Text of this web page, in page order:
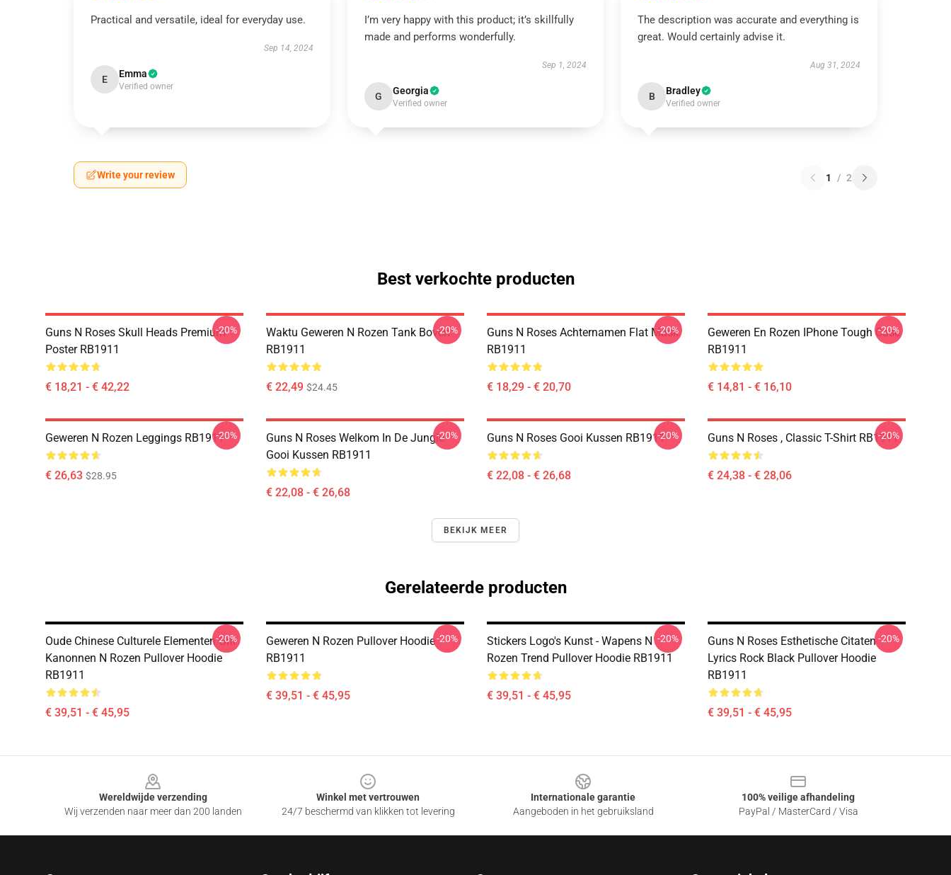
Practical and versatile, ideal for everyday use.
Sep 14, 2024
E Emma
Verified owner
I’m very happy with this product; it’s skillfully
made and performs wonderfully.
Sep 1, 2024
G Georgia
Verified owner
The description was accurate and everything is
great. Would certainly advise it.
Aug 31, 2024
B Bradley
Verified owner
Write your review 1 / 2
Best verkochte producten
Guns N Roses Skull Heads Premium
Poster RB1911
€ 18,21 - € 42,22
-20%
Waktu Geweren N Rozen Tank Boven
RB1911
€ 22,49 $24.45
-20%
Guns N Roses Achternamen Flat Mask
RB1911
€ 18,29 - € 20,70
-20%
Geweren En Rozen IPhone Tough Case
RB1911
€ 14,81 - € 16,10
-20%
Geweren N Rozen Leggings RB1911
€ 26,63 $28.95
-20%
Guns N Roses Welkom In De Jungle
Gooi Kussen RB1911
€ 22,08 - € 26,68
-20% Guns N Roses Gooi Kussen RB1911
€ 22,08 - € 26,68
-20% Guns N Roses , Classic T-Shirt RB1911
€ 24,38 - € 28,06
-20%
BEKIJK MEER
Gerelateerde producten
Oude Chinese Culturele Elementen Gnr
Kanonnen N Rozen Pullover Hoodie
RB1911
€ 39,51 - € 45,95
-20%
Geweren N Rozen Pullover Hoodie
RB1911
€ 39,51 - € 45,95
-20%
Stickers Logo's Kunst - Wapens N
Rozen Trend Pullover Hoodie RB1911
€ 39,51 - € 45,95
-20%
Guns N Roses Esthetische Citaten
Lyrics Rock Black Pullover Hoodie
RB1911
€ 39,51 - € 45,95
-20%
Wereldwijde verzending
Wij verzenden naar meer dan 200 landen
Winkel met vertrouwen
24/7 beschermd van klikken tot levering
Internationale garantie
Aangeboden in het gebruiksland
100% veilige afhandeling
PayPal / MasterCard / Visa